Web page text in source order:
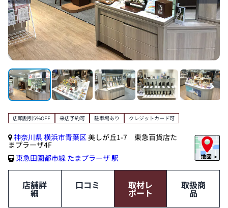
店頭割引5%OFF 来店予約可 駐車場あり クレジットカード可
神奈川県横浜市青葉区美しが丘1-7 東急百貨店た
まプラーザ4F
東急田園都市線 たまプラーザ 駅
店舗詳
細
口コミ 取材レ
ポート
取扱商
品